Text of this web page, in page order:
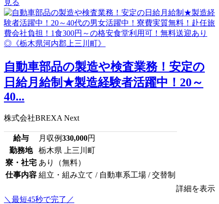
見る
自動車部品の製造や検査業務！安定の
日給月給制★製造経験者活躍中！20～
40...
株式会社BREXA Next
給与 月収例330,000円
勤務地
栃木県 上三川町
寮・社宅 あり（無料）
仕事内容 組立・組み立て / 自動車系工場 / 交替制
詳細を表示
＼最短45秒で完了／